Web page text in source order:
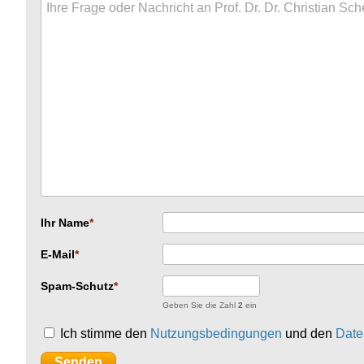
Ihr Name
E-Mail
Spam-Schutz
Geben Sie die Zahl 2 ein
Ich stimme den Nutzungsbedingungen und den